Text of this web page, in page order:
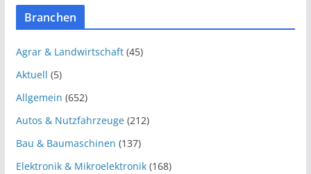
Branchen
Agrar & Landwirtschaft(45)
Aktuell (5)
Allgemein (652)
Autos & Nutzfahrzeuge(212)
Bau & Baumaschinen (137)
Elektronik & Mikroelektronik(168)